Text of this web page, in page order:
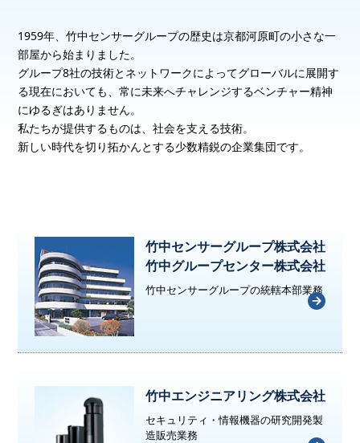
1959年、竹中センサーグループの歴史は京都河原町の小さな一
部屋から始まりました。
グループ8社の技術とネットワークによってグローバルに展開す
る現在においても、常に未来へチャレンジするベンチャー精神
にゆるぎはありません。
私たちが提供するものは、社会を支える技術。
新しい時代を切り拓かんとする少数精鋭の企業集団です。
竹中センサーグループ株式会社
竹中グループセンター株式会社
竹中センサーグループの統轄本部業務
竹中エンジニアリング株式会社
セキュリティ・情報機器の研究開発製
造販売業務